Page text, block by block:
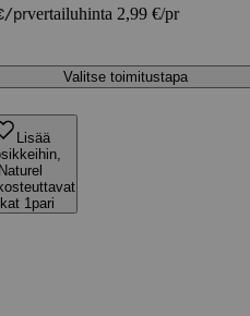
prvertailuhinta 2,99 €/pr
Valitse toimitustapa
Lisää
Naturel
1pari